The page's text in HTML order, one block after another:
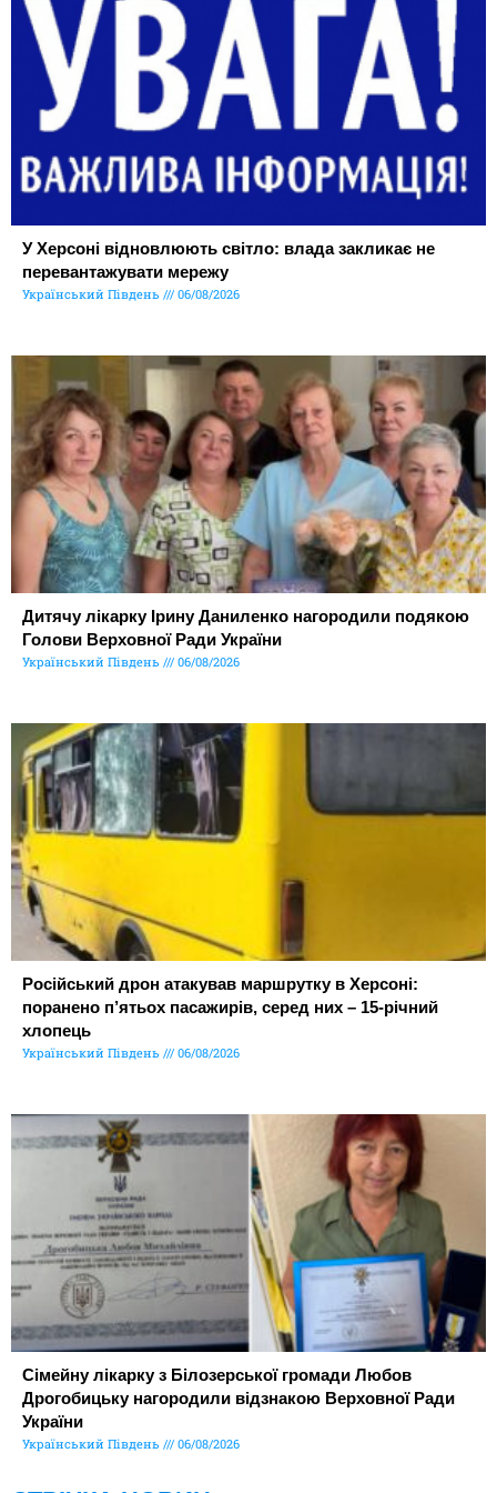
У Херсоні відновлюють світло: влада закликає не
перевантажувати мережу
Український Південь 06/08/2026
Дитячу лікарку Ірину Даниленко нагородили подякою
Голови Верховної Ради України
Український Південь 06/08/2026
Російський дрон атакував маршрутку в Херсоні:
поранено п’ятьох пасажирів, серед них – 15-річний
хлопець
Український Південь 06/08/2026
Сімейну лікарку з Білозерської громади Любов
Дрогобицьку нагородили відзнакою Верховної Ради
України
Український Південь 06/08/2026